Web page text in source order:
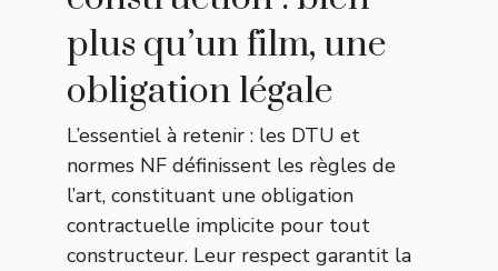
plus qu’un film, une
obligation légale
L’essentiel à retenir : les DTU et
normes NF définissent les règles de
l’art, constituant une obligation
contractuelle implicite pour tout
constructeur. Leur respect garantit la